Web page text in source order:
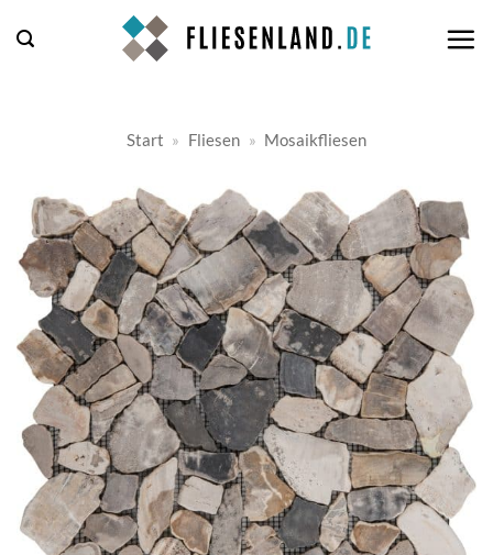
Inhalt
Start » Fliesen » Mosaikfliesen